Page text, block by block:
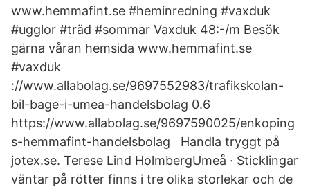
www.hemmafint.se #heminredning #vaxduk
#ugglor #träd #sommar Vaxduk 48:-/m Besök
gärna våran hemsida www.hemmafint.se
#vaxduk
://www.allabolag.se/9697552983/trafikskolan-
bil-bage-i-umea-handelsbolag 0.6
https://www.allabolag.se/9697590025/enkoping
s-hemmafint-handelsbolag Handla tryggt på
jotex.se. Terese Lind HolmbergUmeå · Sticklingar
väntar på rötter finns i tre olika storlekar och de